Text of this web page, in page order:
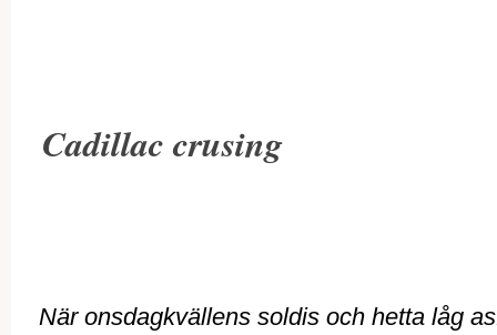
Cadillac crusing
När onsdagkvällens soldis och hetta låg